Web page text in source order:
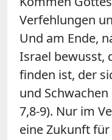
Verfehlungen
Und am Ende,
Israel bewusst,
finden ist, der
und
7,8-9). Nur im
eine Zukunft